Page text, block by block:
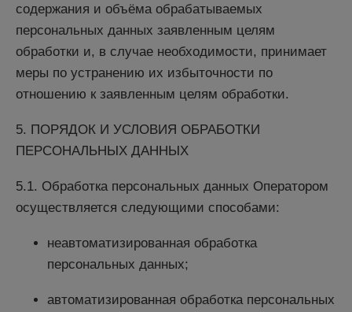
содержания и объёма обрабатываемых
персональных данных заявленным целям
обработки и, в случае необходимости, принимает
меры по устранению их избыточности по
отношению к заявленным целям обработки.
5. ПОРЯДОК И УСЛОВИЯ ОБРАБОТКИ
ПЕРСОНАЛЬНЫХ ДАННЫХ
5.1. Обработка персональных данных Оператором
осуществляется следующими способами:
неавтоматизированная обработка
персональных данных;
автоматизированная обработка персональных